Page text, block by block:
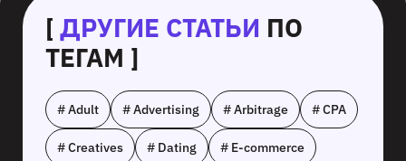
[ ДРУГИЕ СТАТЬИ ПО
ТЕГАМ ]
# Adult # Advertising # Arbitrage # CPA
# Creatives # Dating # E-commerce